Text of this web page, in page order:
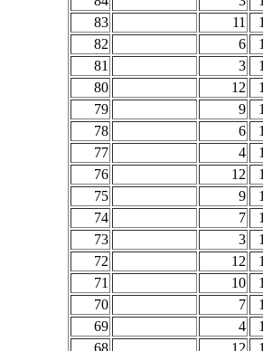
83
11
82
6
81
3
80
12
79
9
78
6
77
4
76
12
75
9
74
7
73
3
72
12
71
10
70
7
69
4